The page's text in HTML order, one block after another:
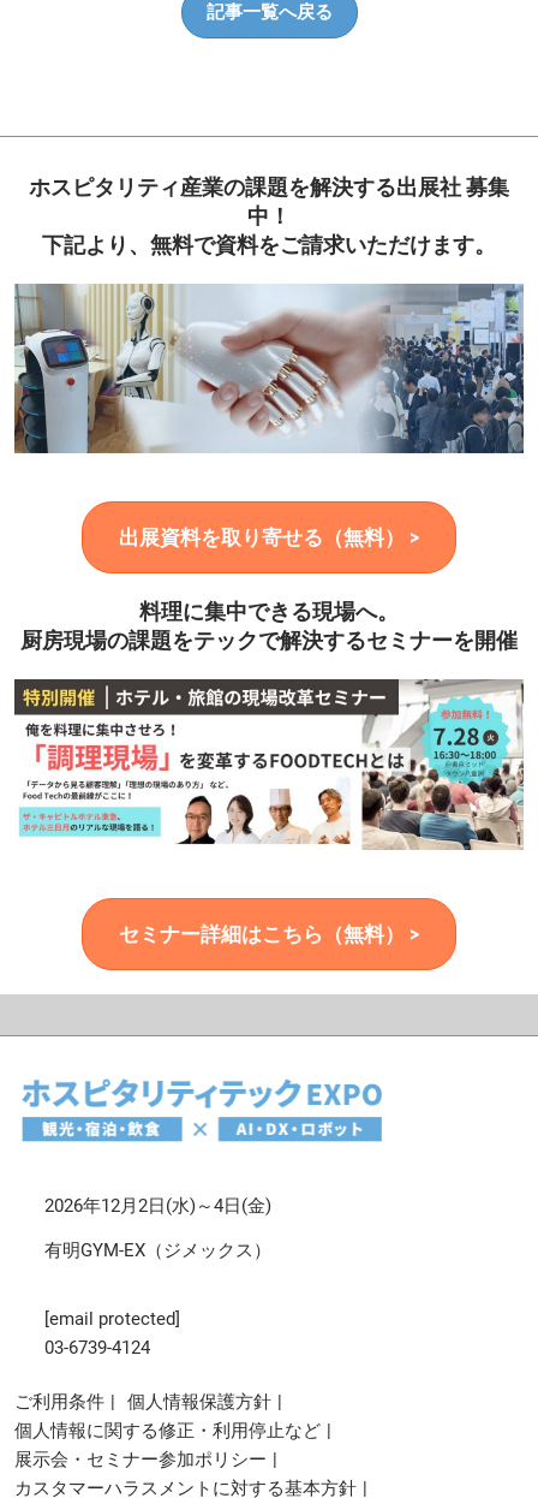
記事一覧へ戻る
ホスピタリティ産業の課題を解決する出展社 募集
中！
下記より、無料で資料をご請求いただけます。
出展資料を取り寄せる（無料） >
料理に集中できる現場へ。
厨房現場の課題をテックで解決するセミナーを開催
セミナー詳細はこちら（無料） >
2026年12月2日(水)～4日(金)
有明GYM-EX（ジメックス）
[email protected]
03-6739-4124
ご利用条件
個人情報保護方針
個人情報に関する修正・利用停止など
展示会・セミナー参加ポリシー
カスタマーハラスメントに対する基本方針